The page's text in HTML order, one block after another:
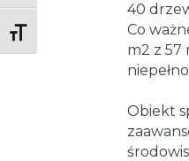
Toggle Font size
40
Co
m2 z 57
Obiekt